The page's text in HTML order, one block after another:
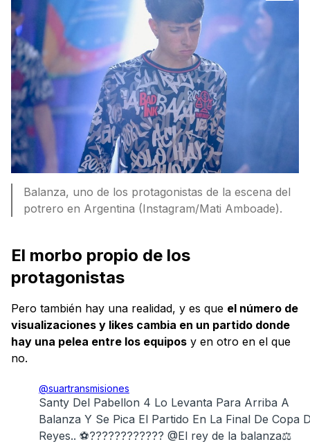
Balanza, uno de los protagonistas de la escena del
potrero en Argentina (Instagram/Mati Amboade).
El morbo propio de los
protagonistas
Pero también hay una realidad, y es que el número de
visualizaciones y likes cambia en un partido donde
hay una pelea entre los equipos y en otro en el que
no.
@suartransmisiones
Santy Del Pabellon 4 Lo Levanta Para Arriba A
Balanza Y Se Pica El Partido En La Final De Copa
Reyes.. ⚽️???????????? @El rey de la balanza⚖️